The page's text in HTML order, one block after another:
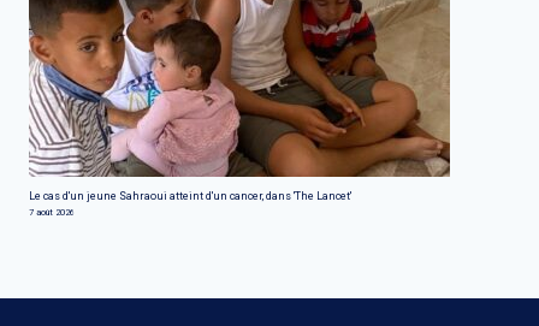
Le cas d'un jeune Sahraoui atteint d'un cancer, dans 'The Lancet'
7 août 2026